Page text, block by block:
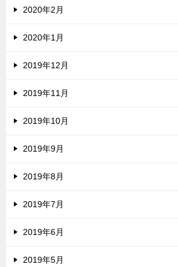
2020年2月
2020年1月
2019年12月
2019年11月
2019年10月
2019年9月
2019年8月
2019年7月
2019年6月
2019年5月